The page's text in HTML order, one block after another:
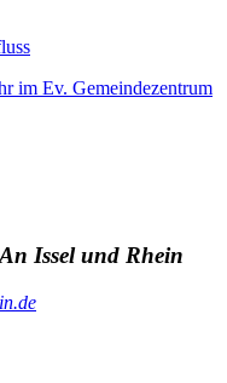
im Ev. Gemeindezentrum
Issel und Rhein